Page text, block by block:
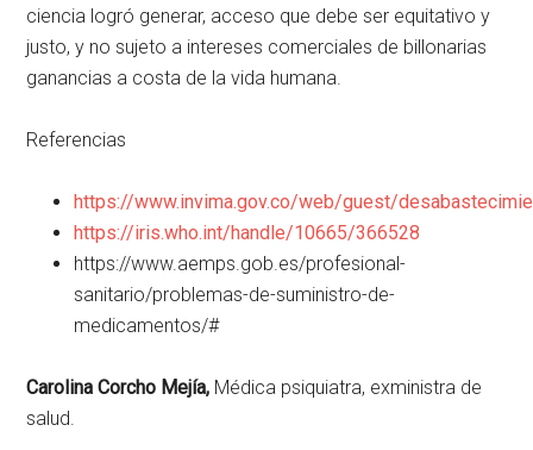
ciencia logró generar, acceso que debe ser equitativo y
justo, y no sujeto a intereses comerciales de billonarias
ganancias a costa de la vida humana.
Referencias
https://www.invima.gov.co/web/guest/
https://iris.who.int/handle/10665/366528
https://www.aemps.gob.es/profesional-
sanitario/problemas-de-suministro-de-
medicamentos/#
Carolina Corcho Mejía, Médica psiquiatra, exministra de
salud.